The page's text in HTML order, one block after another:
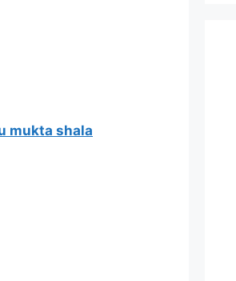
mukta shala